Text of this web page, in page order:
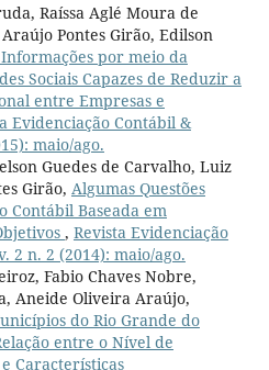
Raíssa Aglé Moura de
Pontes Girão, Edilson
por meio da
Sociais Capazes de Reduzir a
entre Empresas e
Evidenciação Contábil &
maio/ago.
Guedes de Carvalho, Luiz
Girão, Algumas Questões
Contábil Baseada em
, Revista Evidenciação
2 n. 2 (2014): maio/ago.
Fabio Chaves Nobre,
Aneide Oliveira Araújo,
do Rio Grande do
entre o Nível de
Características